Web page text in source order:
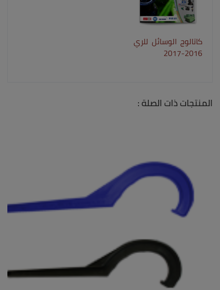
كاتالوج الوسائل للري
2016-2017
المنتجات ذات الصلة :